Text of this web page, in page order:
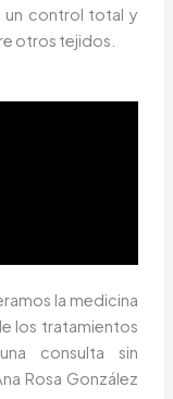
un control total y
otros tejidos.
la medicina
los tratamientos
consulta sin
Rosa González